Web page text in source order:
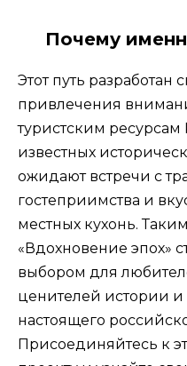
Почему
Этот путь разработан
привлечения
туристским
известных
ожидают встречи с
гостеприимства и
местных кухонь.
«Вдохновение эпох»
выбором для
ценителей истории
настоящего
Присоединяйтесь к